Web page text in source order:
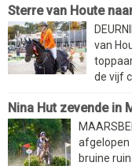
Sterre van Houte
van
de vijf
Nina Hut zevende in
afgelopen
bruine